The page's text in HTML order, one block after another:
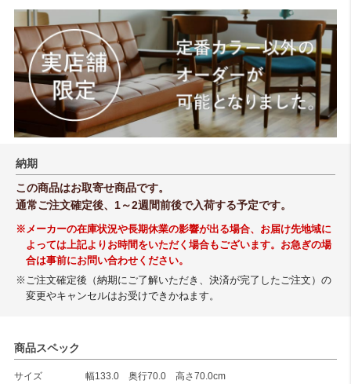
納期
この商品はお取寄せ商品です。
通常ご注文確定後、1～2週間前後で入荷する予定です。
※メーカーの在庫状況や長期休業の影響が出る場合、お届け先地域に
よっては上記よりお時間をいただく場合もございます。お急ぎの場
合は事前にお問い合わせください。
※ご注文確定後（納期にご了解いただき、決済が完了したご注文）の
変更やキャンセルはお受けできかねます。
商品スペック
サイズ
幅133.0 奥行70.0 高さ70.0cm